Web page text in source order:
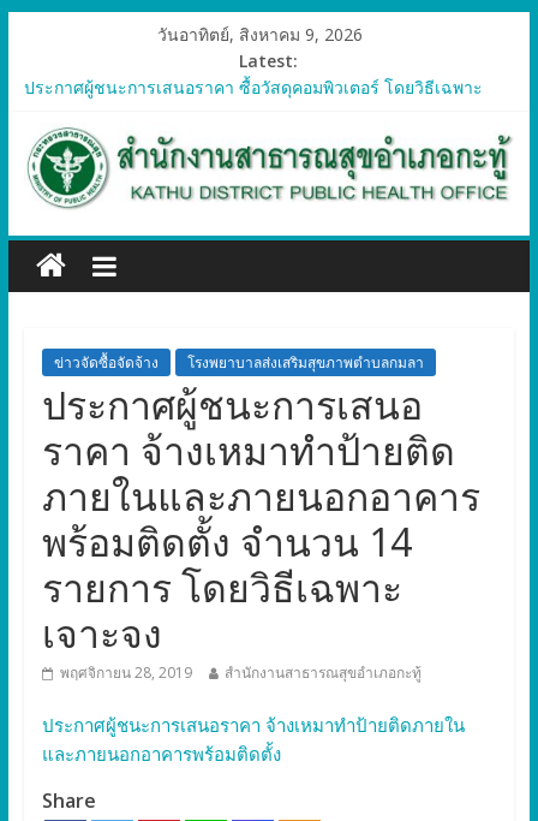
วันอาทิตย์, สิงหาคม 9, 2026
Latest:
ประกาศผู้ชนะการเสนอราคา ซื้อวัสดุคอมพิวเตอร์ โดยวิธีเฉพาะ
ประกาศผู้ชนะการเสนอราคา จัดซื้อวัสดุทางการแพทย์สำหรับ
โครงการป้องกันควบคุมโรคติดต่อและภัยสุขภาพในแรงงานต่างด้าว
อำเภอกะทู้ ปี 2569
เจาะจง
ประกาศผู้ชนะการเสนอรา ซื้อวัสดุงานบ้านงานครัว โดยวิธีเฉพาะ
เจาะจง
เจาะจงข่าวจัดซื้อจัดจ้าง โรงพยาบาลส่งเสริมสุขภาพตำบลกมลา
ประกาศผู้ชนะการเสนอ
ราคา จ้างเหมาทำป้ายติด
ภายในและภายนอกอาคาร
พร้อมติดตั้ง จำนวน 14
รายการ โดยวิธีเฉพาะ
เจาะจง
พฤศจิกายน 28, 2019 สำนักงานสาธารณสุขอำเภอกะทู้
ประกาศผู้ชนะการเสนอราคา จ้างเหมาทำป้ายติดภายใน
และภายนอกอาคารพร้อมติดตั้ง
Share